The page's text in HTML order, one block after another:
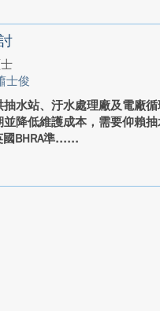
士俊
水站、汙水處理廠及電廠
降低維護成本，需要仰賴
BHRA準...